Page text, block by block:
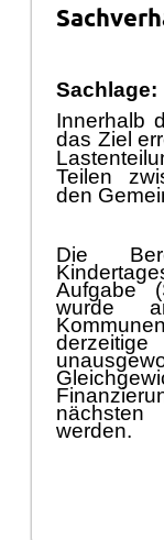
Sachlage:
Innerhalb
das Ziel
Teilen
den
Die
Aufgabe
wurde
derzeitige
nä
werden.